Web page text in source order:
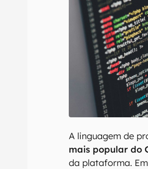
Confirmo
A linguagem de
mais popular do
da plataforma.